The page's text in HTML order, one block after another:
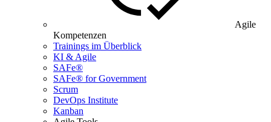
Agile
Kompetenzen
Trainings im Überblick
KI & Agile
SAFe®
SAFe® for Government
Scrum
DevOps Institute
Kanban